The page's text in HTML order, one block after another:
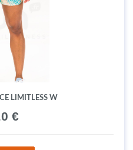
LIMITLESS W
€